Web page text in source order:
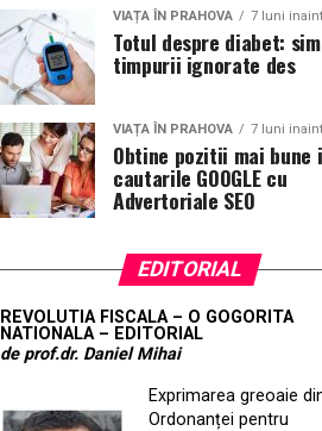
VIAȚA ÎN PRAHOVA 7 luni
Totul despre diabet:
timpurii ignorate des
VIAȚA ÎN PRAHOVA 7 luni
Obtine pozitii mai bune
cautarile GOOGLE cu
Advertoriale SEO
EDITORIAL
REVOLUTIA FISCALA – O GOGORITA
NATIONALA – EDITORIAL
de prof.dr. Daniel Mihai
Exprimarea greoaie
Ordonanței pentru